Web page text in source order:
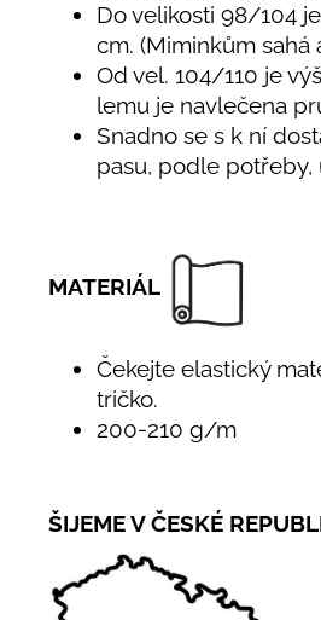
Do velikosti 98/104
cm. (Miminkům sahá
Od vel. 104/110 je
lemu je navlečena
Snadno se s k ní
pasu, podle potřeby,
MATERIÁL
Čekejte elastický
tričko.
200-210 g/m
ŠIJEME V ČESKÉ